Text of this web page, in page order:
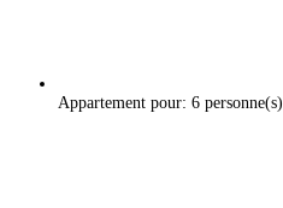
Appartement pour: 6 personne(s)